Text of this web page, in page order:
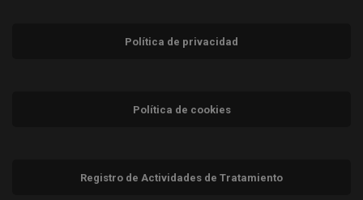
Política de privacidad
Política de cookies
Registro de Actividades de Tratamiento